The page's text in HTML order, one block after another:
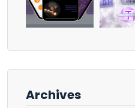
Archives